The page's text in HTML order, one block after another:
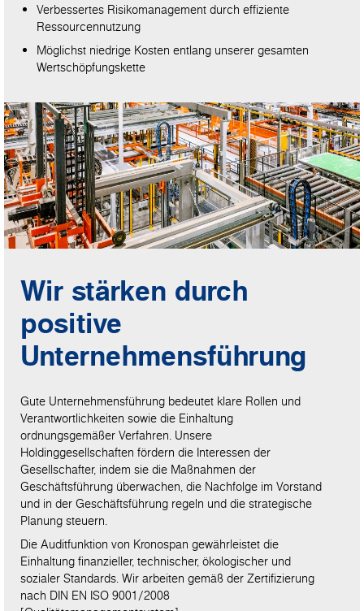
Verbessertes Risikomanagement durch effiziente
Ressourcennutzung
Möglichst niedrige Kosten entlang unserer gesamten
Wertschöpfungskette
Wir stärken durch
positive
Unternehmensführung
Gute Unternehmensführung bedeutet klare Rollen und
Verantwortlichkeiten sowie die Einhaltung
ordnungsgemäßer Verfahren. Unsere
Holdinggesellschaften fördern die Interessen der
Gesellschafter, indem sie die Maßnahmen der
Geschäftsführung überwachen, die Nachfolge im Vorstand
und in der Geschäftsführung regeln und die strategische
Planung steuern.
Die Auditfunktion von Kronospan gewährleistet die
Einhaltung finanzieller, technischer, ökologischer und
sozialer Standards. Wir arbeiten gemäß der Zertifizierung
nach DIN EN ISO 9001/2008